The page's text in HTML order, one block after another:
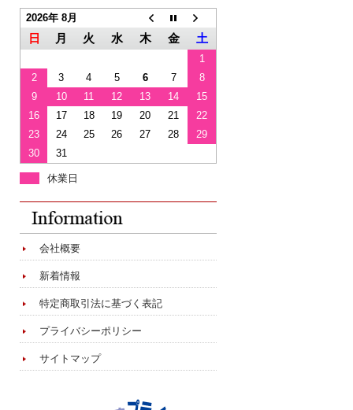
2026年 8月
日 月 火 水 木 金 土
1
2
3 4 5 6 7
8
9
10 11 12 13 14
15
16
17 18 19 20 21
22
23
24 25 26 27 28
29
30
31
休業日
会社概要
新着情報
特定商取引法に基づく表記
プライバシーポリシー
サイトマップ